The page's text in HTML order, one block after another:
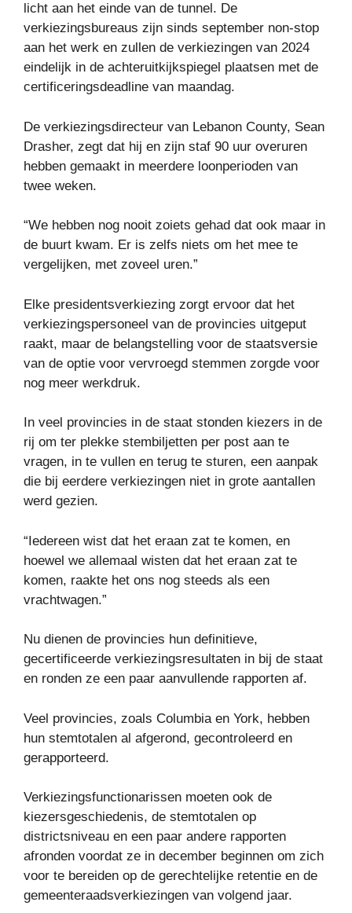
licht aan het einde van de tunnel. De
verkiezingsbureaus zijn sinds september non-stop
aan het werk en zullen de verkiezingen van 2024
eindelijk in de achteruitkijkspiegel plaatsen met de
certificeringsdeadline van maandag.
De verkiezingsdirecteur van Lebanon County, Sean
Drasher, zegt dat hij en zijn staf 90 uur overuren
hebben gemaakt in meerdere loonperioden van
twee weken.
“We hebben nog nooit zoiets gehad dat ook maar in
de buurt kwam. Er is zelfs niets om het mee te
vergelijken, met zoveel uren.”
Elke presidentsverkiezing zorgt ervoor dat het
verkiezingspersoneel van de provincies uitgeput
raakt, maar de belangstelling voor de staatsversie
van de optie voor vervroegd stemmen zorgde voor
nog meer werkdruk.
In veel provincies in de staat stonden kiezers in de
rij om ter plekke stembiljetten per post aan te
vragen, in te vullen en terug te sturen, een aanpak
die bij eerdere verkiezingen niet in grote aantallen
werd gezien.
“Iedereen wist dat het eraan zat te komen, en
hoewel we allemaal wisten dat het eraan zat te
komen, raakte het ons nog steeds als een
vrachtwagen.”
Nu dienen de provincies hun definitieve,
gecertificeerde verkiezingsresultaten in bij de staat
en ronden ze een paar aanvullende rapporten af.
Veel provincies, zoals Columbia en York, hebben
hun stemtotalen al afgerond, gecontroleerd en
gerapporteerd.
Verkiezingsfunctionarissen moeten ook de
kiezersgeschiedenis, de stemtotalen op
districtsniveau en een paar andere rapporten
afronden voordat ze in december beginnen om zich
voor te bereiden op de gerechtelijke retentie en de
gemeenteraadsverkiezingen van volgend jaar.